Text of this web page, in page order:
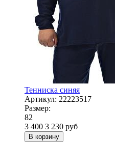
Тенниска синяя
Артикул: 22223517
Размер:
82
3 400 3 230 руб
В корзину